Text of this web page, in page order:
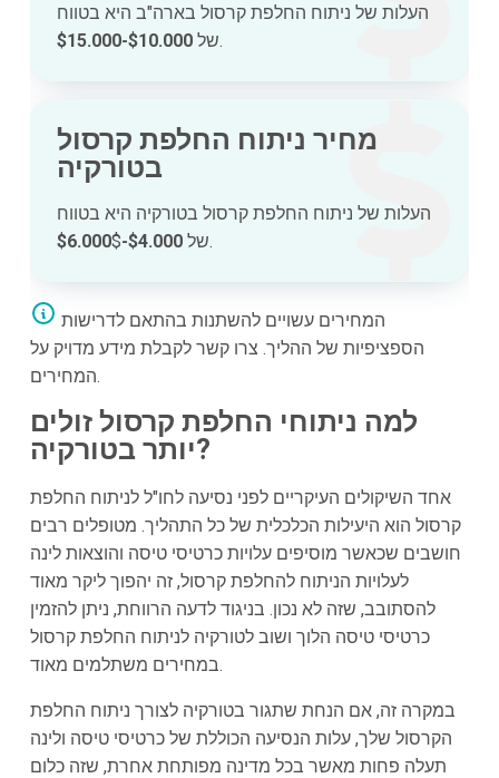
העלות של ניתוח החלפת קרסול בארה"ב היא בטווח
של$10.000-$15.000 .
מחיר ניתוח החלפת קרסול
בטורקיה
העלות של ניתוח החלפת קרסול בטורקיה היא בטווח
של$4.000-$6.000 $.
הספציפיות של ההליך. צרו קשר לקבלת מידע מדויק על
המחירים.
למה ניתוחי החלפת קרסול זולים
יותר בטורקיה?
אחד השיקולים העיקריים לפני נסיעה לחו"ל לניתוח החלפת
קרסול הוא היעילות הכלכלית של כל התהליך. מטופלים רבים
חושבים שכאשר מוסיפים עלויות כרטיסי טיסה והוצאות לינה
לעלויות הניתוח להחלפת קרסול, זה יהפוך ליקר מאוד
להסתובב, שזה לא נכון. בניגוד לדעה הרווחת, ניתן להזמין
כרטיסי טיסה הלוך ושוב לטורקיה לניתוח החלפת קרסול
במחירים משתלמים מאוד.
במקרה זה, אם הנחת שתגור בטורקיה לצורך ניתוח החלפת
הקרסול שלך, עלות הנסיעה הכוללת של כרטיסי טיסה ולינה
תעלה פחות מאשר בכל מדינה מפותחת אחרת, שזה כלום